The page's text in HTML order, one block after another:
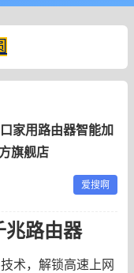
家用路由器智能加
旗舰店
爱搜啊
兆路由器
术，解锁高速上网